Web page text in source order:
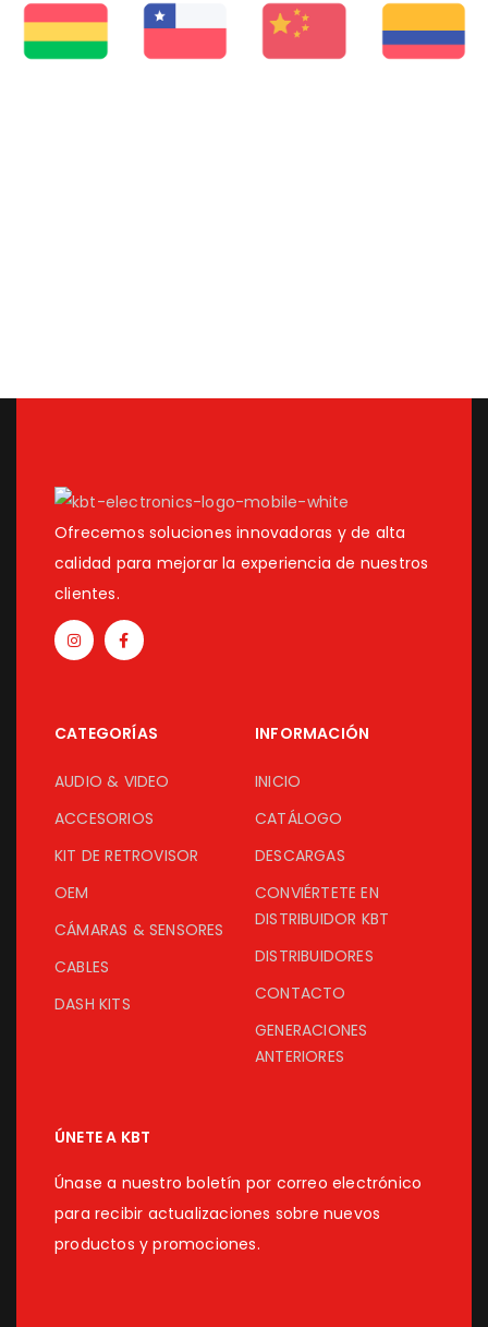
Ofrecemos soluciones innovadoras y de alta
calidad para mejorar la experiencia de nuestros
clientes.
CATEGORÍAS
AUDIO & VIDEO
ACCESORIOS
KIT DE RETROVISOR
OEM
CÁMARAS & SENSORES
CABLES
DASH KITS
INFORMACIÓN
INICIO
CATÁLOGO
DESCARGAS
CONVIÉRTETE EN
DISTRIBUIDOR KBT
DISTRIBUIDORES
CONTACTO
GENERACIONES
ANTERIORES
ÚNETE A KBT
Únase a nuestro boletín por correo electrónico
para recibir actualizaciones sobre nuevos
productos y promociones.